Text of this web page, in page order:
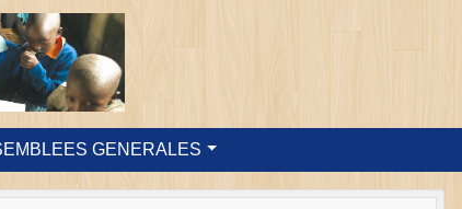
GENERALES